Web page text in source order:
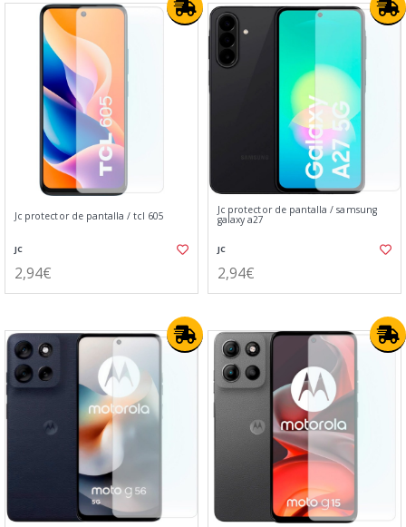
Jc protector de pantalla / tcl 605
JC
2,94€
Jc protector de pantalla / samsung
galaxy a27
JC
2,94€